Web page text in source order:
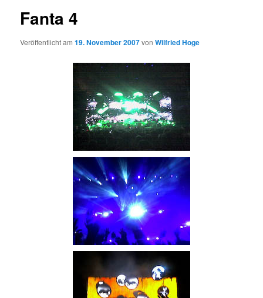
Fanta 4
Veröffentlicht am19. November 2007vonWilfried Hoge